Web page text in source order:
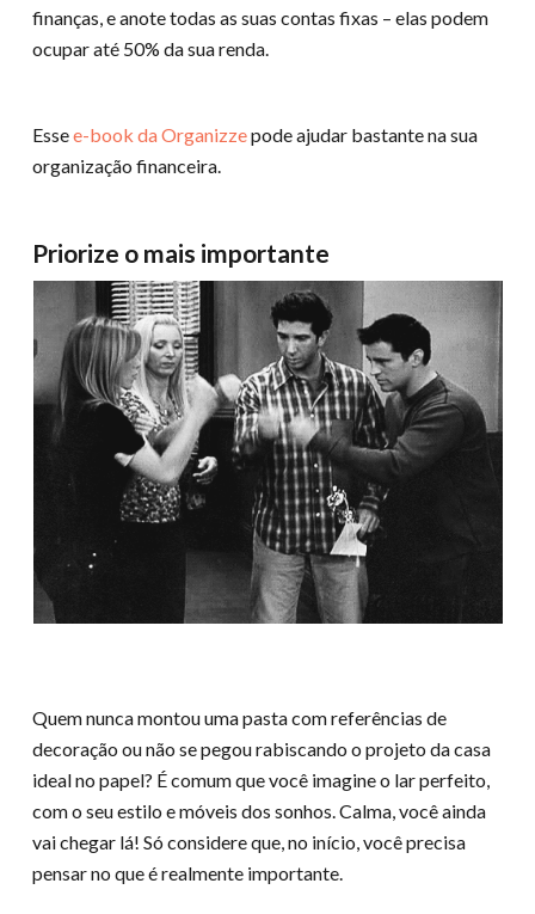
finanças, e anote todas as suas contas fixas – elas podem
ocupar até 50% da sua renda.
Essee-book da Organizzepode ajudar bastante na sua
organização financeira.
Priorize o mais importante
Quem nunca montou uma pasta com referências de
decoração ou não se pegou rabiscando o projeto da casa
ideal no papel? É comum que você imagine o lar perfeito,
com o seu estilo e móveis dos sonhos. Calma, você ainda
vai chegar lá! Só considere que, no início, você precisa
pensar no que é realmente importante.